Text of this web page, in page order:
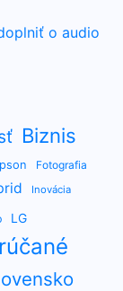
o audio
Biznis
Fotografia
Inovácia
LG